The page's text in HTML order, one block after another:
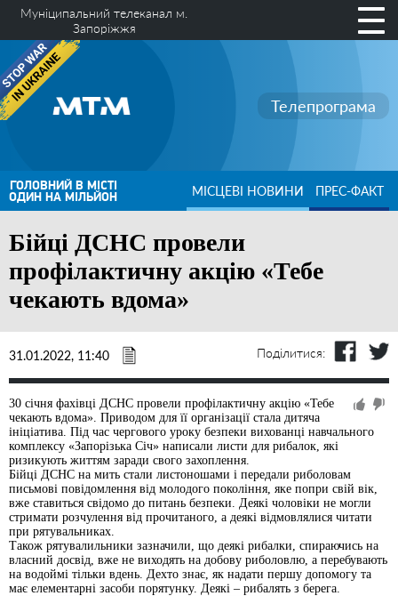
Муніципальний телеканал м.
Запоріжжя
Телепрограма
ГОЛОВНИЙ В МІСТІ
ОДИН НА МІЛЬЙОН МІСЦЕВІ НОВИНИ ПРЕС-ФАКТ
Бійці ДСНС провели
профілактичну акцію «Тебе
чекають вдома»
31.01.2022, 11:40 Поділитися:
30 січня фахівці ДСНС провели профілактичну акцію «Тебе
чекають вдома». Приводом для її організації стала дитяча
ініціатива. Під час чергового уроку безпеки вихованці навчального
комплексу «Запорізька Січ» написали листи для рибалок, які
ризикують життям заради свого захоплення.
Бійці ДСНС на мить стали листоношами і передали риболовам
письмові повідомлення від молодого покоління, яке попри свій вік,
вже ставиться свідомо до питань безпеки. Деякі чоловіки не могли
стримати розчулення від прочитаного, а деякі відмовлялися читати
при рятувальниках.
Також рятувалильники зазначили, що деякі рибалки, спираючись на
власний досвід, вже не виходять на добову риболовлю, а перебувають
на водоймі тільки вдень. Дехто знає, як надати першу допомогу та
має елементарні засоби порятунку. Деякі – рибалять з берега.